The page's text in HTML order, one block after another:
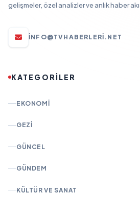
gelişmeler, özel analizler ve anlık haber
INFO@TVHABERLERI.NET
KATEGORİLER
EKONOMI
GEZI
GÜNCEL
GÜNDEM
KÜLTÜR VE SANAT